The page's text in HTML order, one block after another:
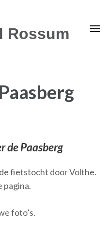
Rossum
de Paasberg
fietstocht door Volthe.
pagina.
foto’s.